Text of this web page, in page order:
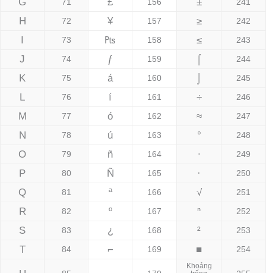
H 72 ¥ 157 ≥ 242
I 73 ₧ 158 ≤ 243
J 74 ƒ 159 ⌠ 244
K 75 á 160 245
L 76 í 161 ÷ 246
M 77 ó 162 ≈ 247
N 78 ú 163 ° 248
O 79 ñ 164 ∙ 249
P 80 Ñ 165 · 250
Q 81 ª 166 √ 251
R 82 º 167 ⁿ 252
S 83 ¿ 168 ² 253
T 84 ⌐ 169 ■ 254
Khoảng